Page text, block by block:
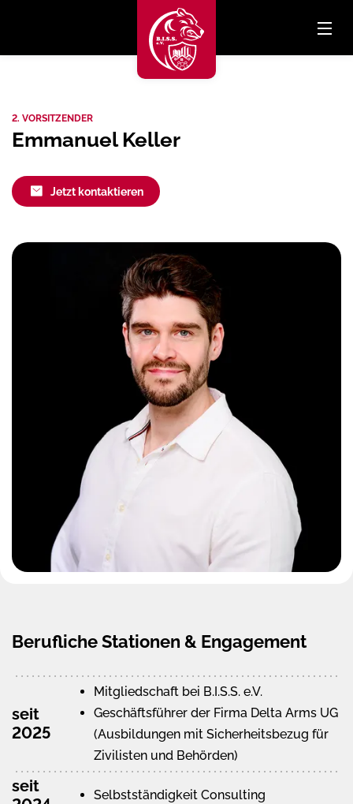
2. VORSITZENDER
Emmanuel Keller
Jetzt kontaktieren
Berufliche Stationen & Engagement
seit
2025
Mitgliedschaft bei B.I.S.S. e.V.
Geschäftsführer der Firma Delta Arms UG
(Ausbildungen mit Sicherheitsbezug für
Zivilisten und Behörden)
seit
Selbstständigkeit Consulting